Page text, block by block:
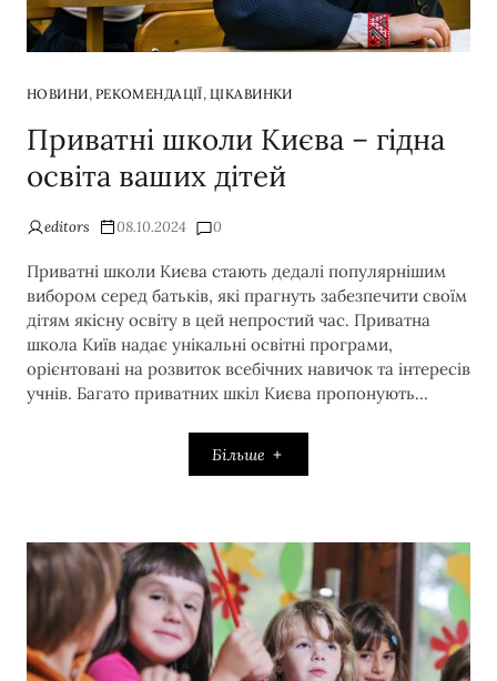
НОВИНИ, РЕКОМЕНДАЦІЇ, ЦІКАВИНКИ
Приватні школи Києва – гідна
освіта ваших дітей
editors 08.10.2024 0
Приватні школи Києва стають дедалі популярнішим
вибором серед батьків, які прагнуть забезпечити своїм
дітям якісну освіту в цей непростий час. Приватна
школа Київ надає унікальні освітні програми,
орієнтовані на розвиток всебічних навичок та інтересів
учнів. Багато приватних шкіл Києва пропонують…
Більше